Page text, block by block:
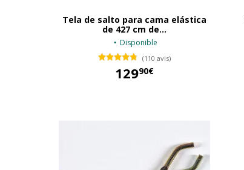
Tela de salto para cama elástica
de 427 cm de...
Disponible
(110 avis)
12990€